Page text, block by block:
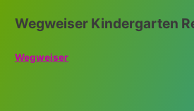
Wegweiser Kindergarten
Wegweiser